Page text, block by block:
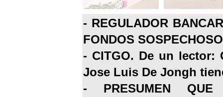
- REGULADOR
FONDOS
- CITGO. De un lector:
Jose Luis De Jongh
- PRESUMEN